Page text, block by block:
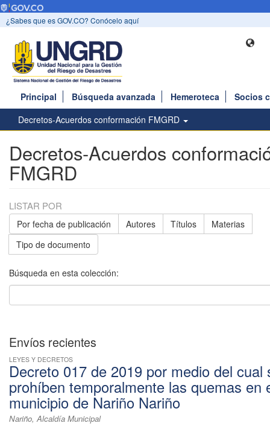
¿Sabes que es GOV.CO? Conócelo aquí
Principal Búsqueda avanzada Hemeroteca
Socios
Decretos-Acuerdos conformación FMGRD
Decretos-Acuerdos
FMGRD
LISTAR POR
Por fecha de publicación Autores Títulos
Materias
Tipo de documento
Búsqueda en esta colección:
Envíos recientes
LEYES Y DECRETOS
Decreto 017 de 2019 por medio del cual
prohíben temporalmente las quemas en
municipio de Nariño Nariño
Nariño, Alcaldía Municipal